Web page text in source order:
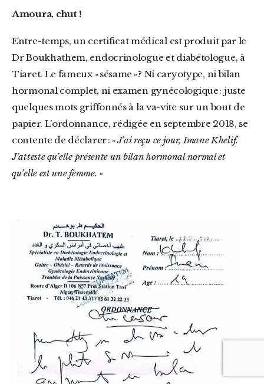
Amoura, chut !
Entre-temps, un certificat médical est produit par le
Dr Boukhathem, endocrinologue et diabétologue, à
Tiaret. Le fameux « sésame » ? Ni caryotype, ni bilan
hormonal complet, ni examen gynécologique : juste
quelques mots griffonnés à la va-vite sur un bout de
papier. L’ordonnance, rédigée en septembre 2018, se
contente de déclarer :« J’ai reçu ce jour, Imane Khelif.
J’atteste qu’elle présente un bilan hormonal normal et
qu’elle est une femme. »